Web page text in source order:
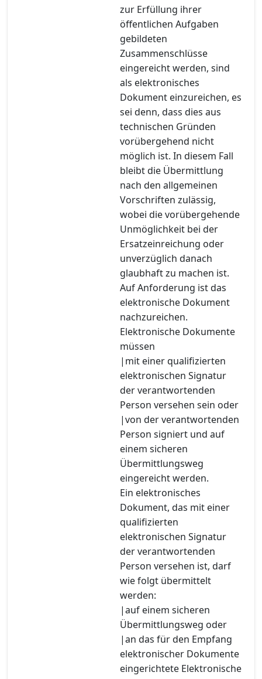
zur Erfüllung ihrer
öffentlichen Aufgaben
gebildeten
Zusammenschlüsse
eingereicht werden, sind
als elektronisches
Dokument einzureichen, es
sei denn, dass dies aus
technischen Gründen
vorübergehend nicht
möglich ist. In diesem Fall
bleibt die Übermittlung
nach den allgemeinen
Vorschriften zulässig,
wobei die vorübergehende
Unmöglichkeit bei der
Ersatzeinreichung oder
unverzüglich danach
glaubhaft zu machen ist.
Auf Anforderung ist das
elektronische Dokument
nachzureichen.
Elektronische Dokumente
müssen
|mit einer qualifizierten
elektronischen Signatur
der verantwortenden
Person versehen sein oder
|von der verantwortenden
Person signiert und auf
einem sicheren
Übermittlungsweg
eingereicht werden.
Ein elektronisches
Dokument, das mit einer
qualifizierten
elektronischen Signatur
der verantwortenden
Person versehen ist, darf
wie folgt übermittelt
werden:
|auf einem sicheren
Übermittlungsweg oder
|an das für den Empfang
elektronischer Dokumente
eingerichtete Elektronische